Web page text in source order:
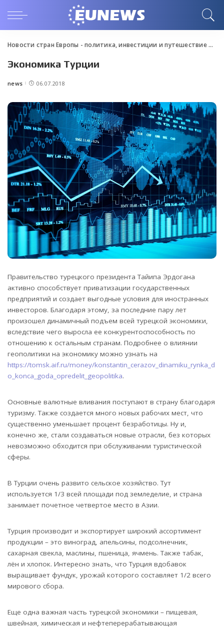
Новости стран Европы - политика, инвестиции и путешествие>
Экономика Турции
Posted
news 06.07.2018
Правительство турецкого президента Тайипа Эрдогана
активно способствует приватизации государственных
предприятий и создает выгодные условия для иностранных
инвесторов. Благодаря этому, за последние пару лет
произошел динамичный подъем всей турецкой экономики,
вследствие чего выросла ее конкурентоспособность по
отношению к остальным странам. Подробнее о влиянии
геополитики на экономику можно узнать на
https://tomsk.aif.ru/money/konstantin_cerazov_dinamiku_rynka_d
o_konca_goda_opredelit_geopolitika.
Основные валютные вливания поступают в страну благодаря
туризму. Также создается много новых рабочих мест, что
существенно уменьшает процент безработицы. Ну и,
конечно же, стали создаваться новые отрасли, без которых
невозможно обходится при обслуживании туристической
сферы.
В Турции очень развито сельское хозяйство. Тут
используется 1/3 всей площади под земледелие, и страна
занимает почетное четвертое место в Азии.
Турция производит и экспортирует широкий ассортимент
продукции – это виноград, апельсины, подсолнечник,
сахарная свекла, маслины, пшеница, ячмень. Также табак,
лён и хлопок. Интересно знать, что Турция вдобавок
выращивает фундук, урожай которого составляет 1/2 всего
мирового сбора.
Еще одна важная часть турецкой экономики – пищевая,
швейная, химическая и нефтеперерабатывающая